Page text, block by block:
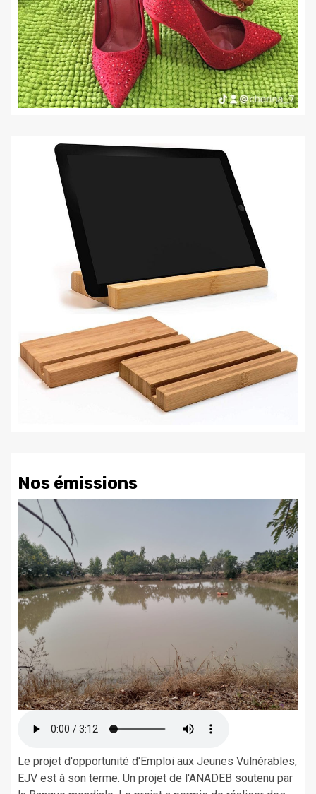
Nos émissions
Le projet d'opportunité d'Emploi aux Jeunes Vulnérables,
EJV est à son terme. Un projet de l'ANADEB soutenu par